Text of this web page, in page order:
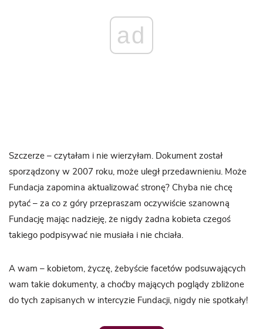
ad
Szczerze – czytałam i nie wierzyłam. Dokument został
sporządzony w 2007 roku, może uległ przedawnieniu. Może
Fundacja zapomina aktualizować stronę? Chyba nie chcę
pytać – za co z góry przepraszam oczywiście szanowną
Fundację mając nadzieję, że nigdy żadna kobieta czegoś
takiego podpisywać nie musiała i nie chciała.
A wam – kobietom, życzę, żebyście facetów podsuwających
wam takie dokumenty, a choćby mających poglądy zbliżone
do tych zapisanych w intercyzie Fundacji, nigdy nie spotkały!